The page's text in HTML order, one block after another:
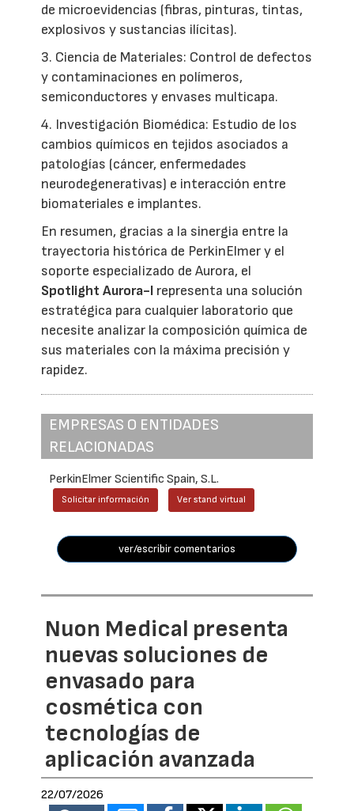
de microevidencias (fibras, pinturas, tintas,
explosivos y sustancias ilícitas).
3. Ciencia de Materiales: Control de defectos
y contaminaciones en polímeros,
semiconductores y envases multicapa.
4. Investigación Biomédica: Estudio de los
cambios químicos en tejidos asociados a
patologías (cáncer, enfermedades
neurodegenerativas) e interacción entre
biomateriales e implantes.
En resumen, gracias a la sinergia entre la
trayectoria histórica de PerkinElmer y el
soporte especializado de Aurora, el
Spotlight Aurora-I representa una solución
estratégica para cualquier laboratorio que
necesite analizar la composición química de
sus materiales con la máxima precisión y
rapidez.
EMPRESAS O ENTIDADES
RELACIONADAS
PerkinElmer Scientific Spain, S.L.
Solicitar información Ver stand virtual
ver/escribir comentarios
Nuon Medical presenta
nuevas soluciones de
envasado para
cosmética con
tecnologías de
aplicación avanzada
22/07/2026